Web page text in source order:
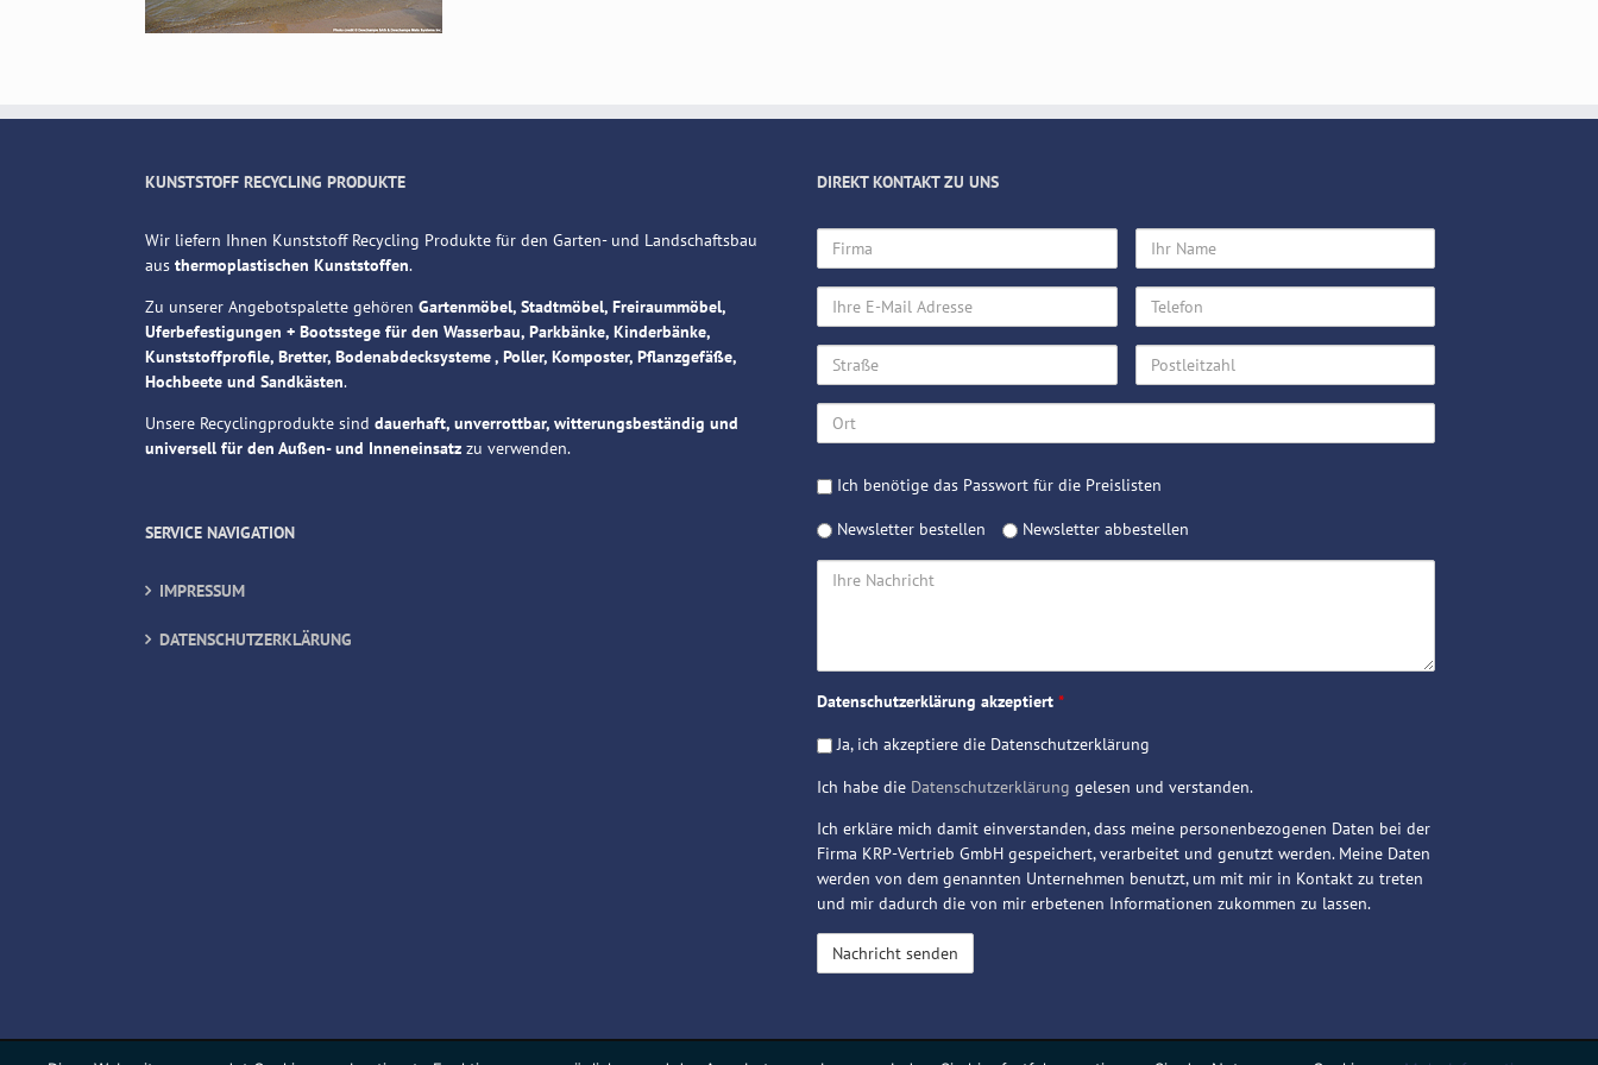
KUNSTSTOFF RECYCLING PRODUKTE
Wir liefern Ihnen Kunststoff Recycling Produkte für den Garten- und Landschaftsbau
aus thermoplastischen Kunststoffen.
Zu unserer Angebotspalette gehören Gartenmöbel, Stadtmöbel, Freiraummöbel,
Uferbefestigungen + Bootsstege für den Wasserbau, Parkbänke, Kinderbänke,
Kunststoffprofile, Bretter, Bodenabdecksysteme , Poller, Komposter, Pflanzgefäße,
Hochbeete und Sandkästen.
Unsere Recyclingprodukte sind dauerhaft, unverrottbar, witterungsbeständig und
universell für den Außen- und Inneneinsatz zu verwenden.
SERVICE NAVIGATION
IMPRESSUM
DATENSCHUTZERKLÄRUNG
DIREKT KONTAKT ZU UNS
Firma
Ihr
Name
Ihre
E-
Mail
Adresse
Telefon
Straße Postleitzahl
Ort
Passwort
Ich benötige das Passwort für die Preislisten
Newsletter
Newsletter bestellen
Newsletter abbestellen
Ihre
Datenschutzerklärung akzeptiert *
Ja, ich akzeptiere die Datenschutzerklärung
Ich habe die Datenschutzerklärung gelesen und verstanden.
Ich erkläre mich damit einverstanden, dass meine personenbezogenen Daten bei der
Firma KRP-Vertrieb GmbH gespeichert, verarbeitet und genutzt werden. Meine Daten
werden von dem genannten Unternehmen benutzt, um mit mir in Kontakt zu treten
und mir dadurch die von mir erbetenen Informationen zukommen zu lassen.